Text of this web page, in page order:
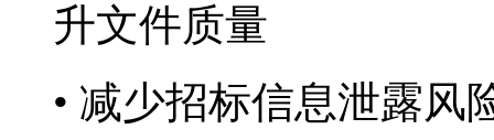
升文件质量
• 减少招标信息泄露风